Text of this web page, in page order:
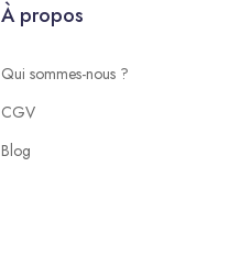
À propos
Qui sommes-nous ?
CGV
Blog